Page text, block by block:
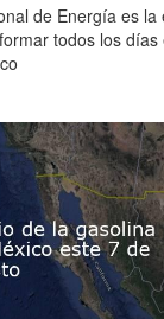
de Energía es la
todos los